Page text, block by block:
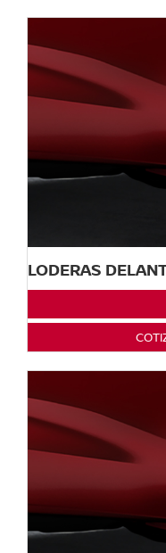
LODERAS